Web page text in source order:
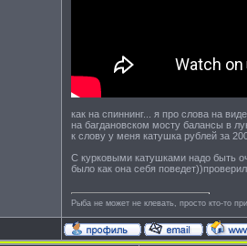
как на спиннинг... я про слова на
на багдановском мосту балансы в
к слову у меня катушка рублей за
С курковыми катушками надо быть
было как она себя
Рыба не может не клевать, просто кто-то